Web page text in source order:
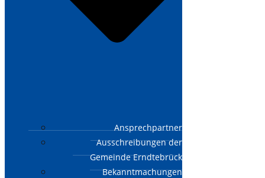
Ansprechpartner
Ausschreibungen der
Gemeinde Erndtebrück
Bekanntmachungen